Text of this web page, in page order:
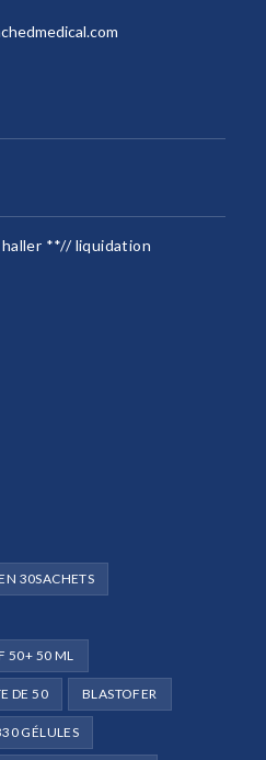
**// liquidation
30SACHETS
50+ 50 ML
DE 50 BLASTOFER
GÉLULES